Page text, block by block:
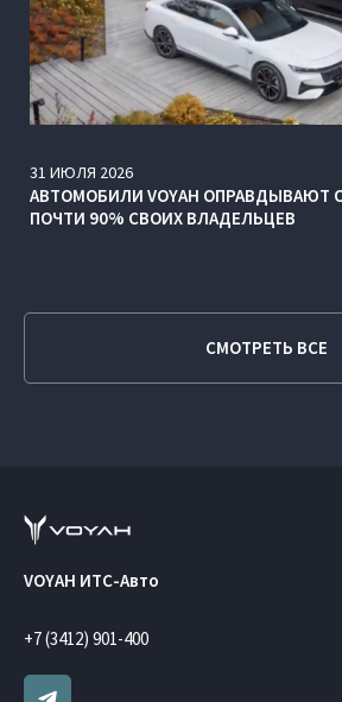
31 ИЮЛЯ 2026
АВТОМОБИЛИ VOYAH ОПРАВДЫВАЮТ
ПОЧТИ 90% СВОИХ ВЛАДЕЛЬЦЕВ
СМОТРЕТЬ ВСЕ
VOYAH ИТС-Авто
+7 (3412) 901-400